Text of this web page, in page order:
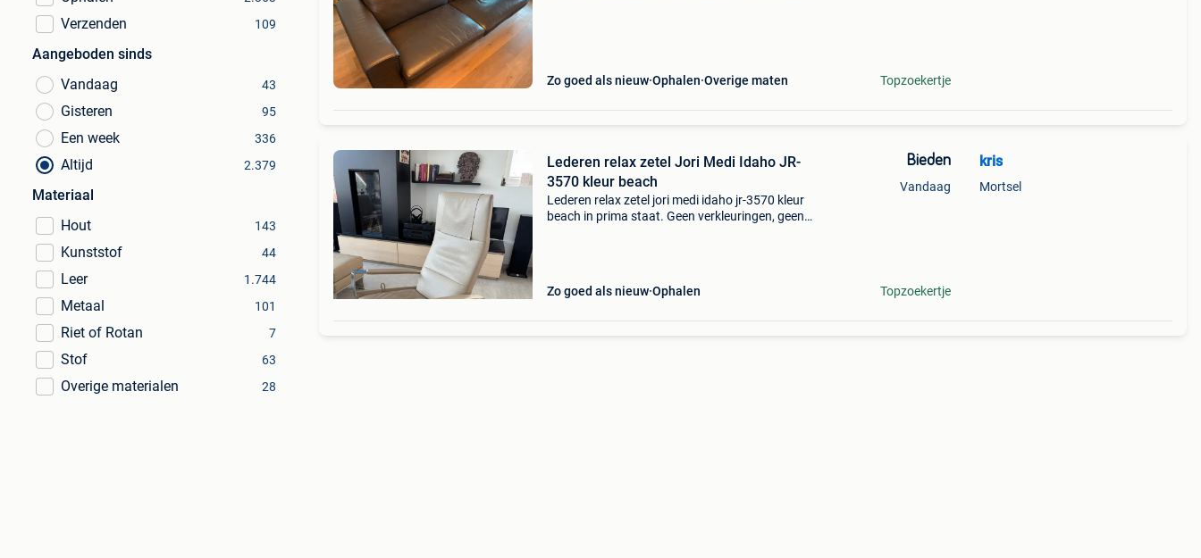
Verzenden 109
Aangeboden sinds
Vandaag
43
Gisteren 95
Een week 336
Altijd 2.379
Materiaal
Hout
143
Kunststof 44
Leer 1.744
Metaal 101
Riet of Rotan 7
Stof 63
Overige materialen 28
Zo goed als nieuw Ophalen Overige maten Topzoekertje
Lederen relax zetel Jori Medi Idaho JR-
3570 kleur beach
Lederen relax zetel jori medi idaho jr-3570 kleur
beach in prima staat. Geen verkleuringen, geen
Zo goed als nieuw Ophalen
Bieden
Vandaag
Topzoekertje
kris
Mortsel